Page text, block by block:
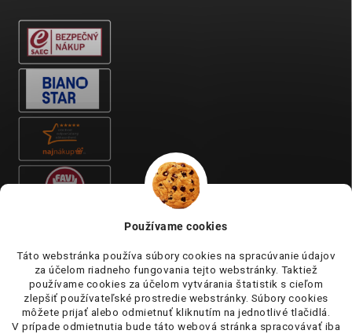
Používame cookies
Táto webstránka používa súbory cookies na spracúvanie údajov
za účelom riadneho fungovania tejto webstránky. Taktiež
používame cookies za účelom vytvárania štatistik s cieľom
zlepšiť používateľské prostredie webstránky. Súbory cookies
môžete prijať alebo odmietnuť kliknutím na jednotlivé tlačidlá.
V prípade odmietnutia bude táto webová stránka spracovávať iba